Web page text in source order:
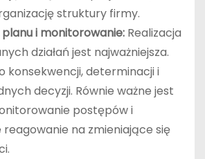
struktury firmy.
i monitorowanie:Realizacja
działań jest najważniejsza.
konsekwencji, determinacji i
decyzji. Równie ważne jest
postępów i
na zmieniające się